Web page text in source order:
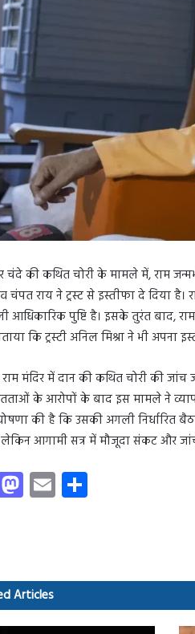
चंदे की कथित चोरी के मामले में, राम
चंपत राय ने ट्रस्ट से इस्तीफा दे दिया
आधिकारिक पुष्टि है। इसके तुरंत बाद, राम
कि ट्रस्टी अनिल मिश्रा ने भी अपना
मंदिर में दान की कथित चोरी की
के आरोपों के बाद इस मामले ने
की है कि उसकी अगली निर्धारित
लेकिन आगामी सत्र में मौजूदा संकट और
M
as
o
n
E
m
Articles